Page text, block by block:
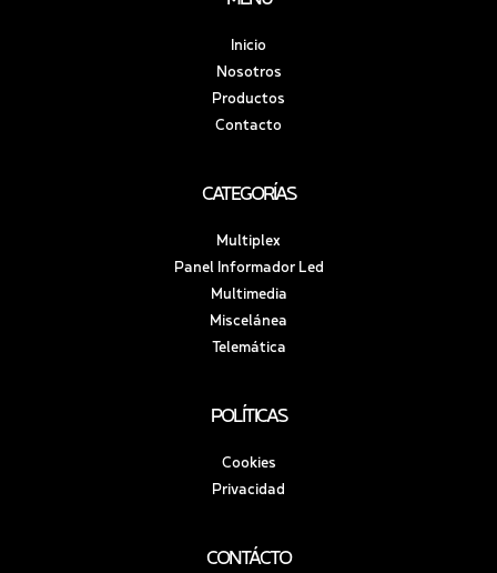
Inicio
Nosotros
Productos
Contacto
CATEGORÍAS
Multiplex
Panel Informador Led
Multimedia
Miscelánea
Telemática
POLÍTICAS
Cookies
Privacidad
CONTÁCTO